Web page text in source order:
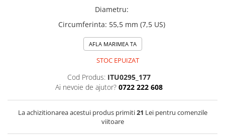
Diametru:
Circumferinta: 55,5 mm (7,5 US)
AFLA MARIMEA TA
STOC EPUIZAT
Cod Produs: ITU0295_177
Ai nevoie de ajutor? 0722 222 608
La achizitionarea acestui produs primiti21 Lei pentru comenzile
viitoare